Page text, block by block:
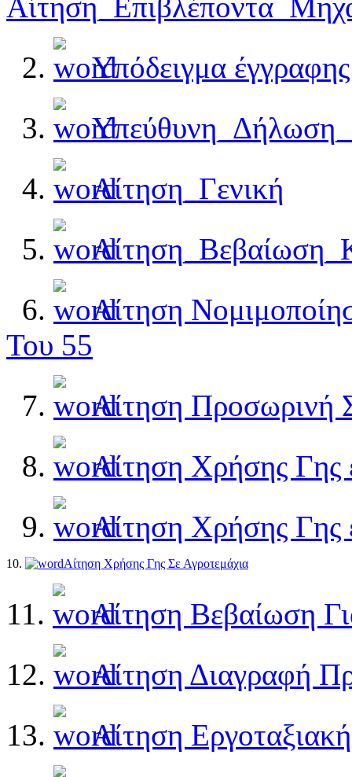
2.
Υπόδειγμα
3.
4.
Αίτηση_Γενική
5.
6.
Αίτηση
Του 55
7.
Αίτηση Προσωρινή
8.
Αίτηση Χρήσης Γης
9.
Αίτηση Χρήσης Γης
10. Αίτηση Χρήσης Γης Σε Αγροτεμάχια
11.
Αίτηση Βεβαίωση
12.
Αίτηση Διαγραφή
13.
Αίτηση